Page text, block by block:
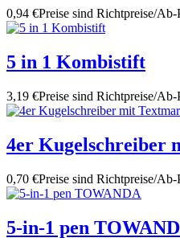
0,94 €Preise sind Richtpreise/Ab-
5 in 1 Kombistift
3,19 €Preise sind Richtpreise/Ab-
4er Kugelschreiber
0,70 €Preise sind Richtpreise/Ab-
5-in-1 pen